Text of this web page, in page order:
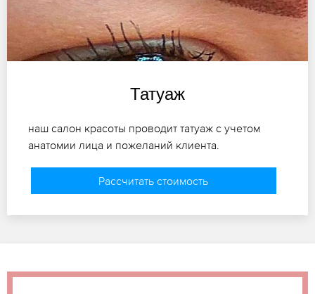
Татуаж
наш салон красоты проводит татуаж с учетом
анатомии лица и пожеланий клиента.
Рассчитать стоимость